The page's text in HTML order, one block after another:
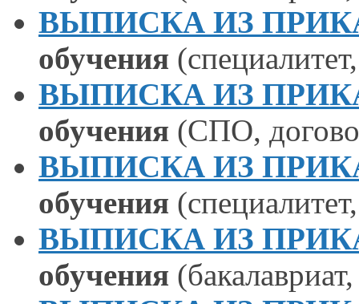
ВЫПИСКА ИЗ
обучения
ВЫПИСКА ИЗ
обучения (СПО,
ВЫПИСКА ИЗ
обучения
ВЫПИСКА ИЗ
обучения